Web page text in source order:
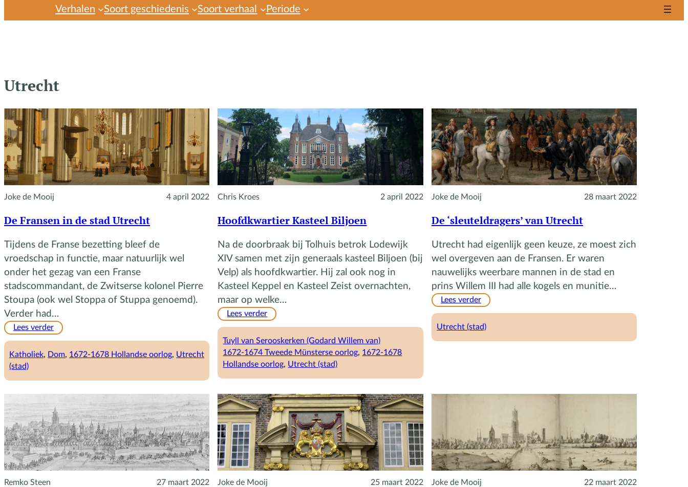
Verhalen Soort geschiedenis Soort verhaal Periode
Utrecht
Joke de Mooij 4 april 2022
De Fransen in de stad Utrecht
Tijdens de Franse bezetting bleef de
vroedschap in functie, maar natuurlijk wel
onder het gezag van een Franse
stadscommandant, de Zwitserse kolonel Pierre
Stoupa (ook wel Stoppa of Stuppa genoemd).
Verder had…
Lees verder:
Fransen
Katholiek, Dom, 1672-1678 Hollandse oorlog, Utrecht
(stad)
Chris Kroes 2 april 2022
Hoofdkwartier Kasteel Biljoen
Na de doorbraak bij Tolhuis betrok Lodewijk
XIV samen met zijn generaals kasteel Biljoen (bij
Velp) als hoofdkwartier. Hij zal ook nog in
Kasteel Keppel en Kasteel Zeist overnachten,
maar op welke…
Lees verder:
Kasteel
Biljoen
Tuyll van Serooskerken (Godard Willem van)
1672-1674 Tweede Münsterse oorlog, 1672-1678
Hollandse oorlog, Utrecht (stad)
Joke de Mooij 28 maart 2022
De ‘sleuteldragers’ van Utrecht
Utrecht had eigenlijk geen keuze, ze moest zich
wel overgeven aan de Fransen. Er waren
nauwelijks weerbare mannen in de stad en
prins Willem III had alle kogels en munitie…
Lees verder:
‘sleuteldragers’
Utrecht (stad)
Remko Steen 27 maart 2022 Joke de Mooij 25 maart 2022 Joke de Mooij 22 maart 2022